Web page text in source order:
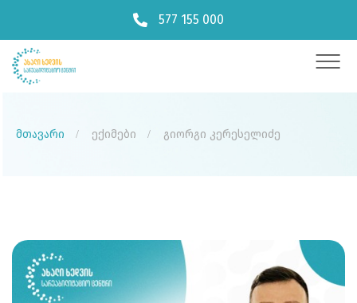
577 155 000
მთავარი ექიმები გიორგი კერესელიძე